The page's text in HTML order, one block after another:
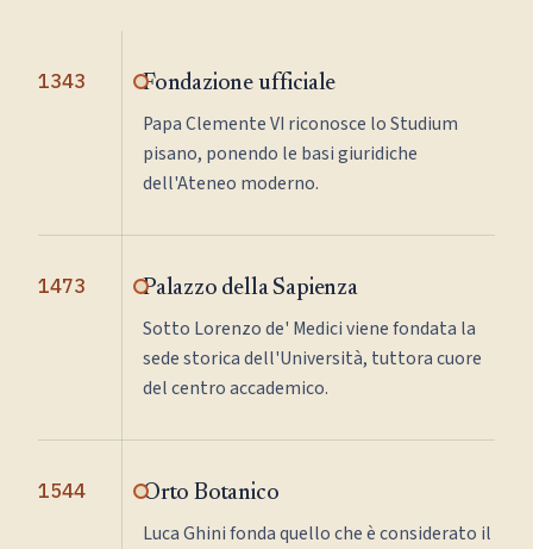
1343 Fondazione ufficiale
Papa Clemente VI riconosce lo Studium
pisano, ponendo le basi giuridiche
dell'Ateneo moderno.
1473 Palazzo della Sapienza
Sotto Lorenzo de' Medici viene fondata la
sede storica dell'Università, tuttora cuore
del centro accademico.
1544 Orto Botanico
Luca Ghini fonda quello che è considerato il